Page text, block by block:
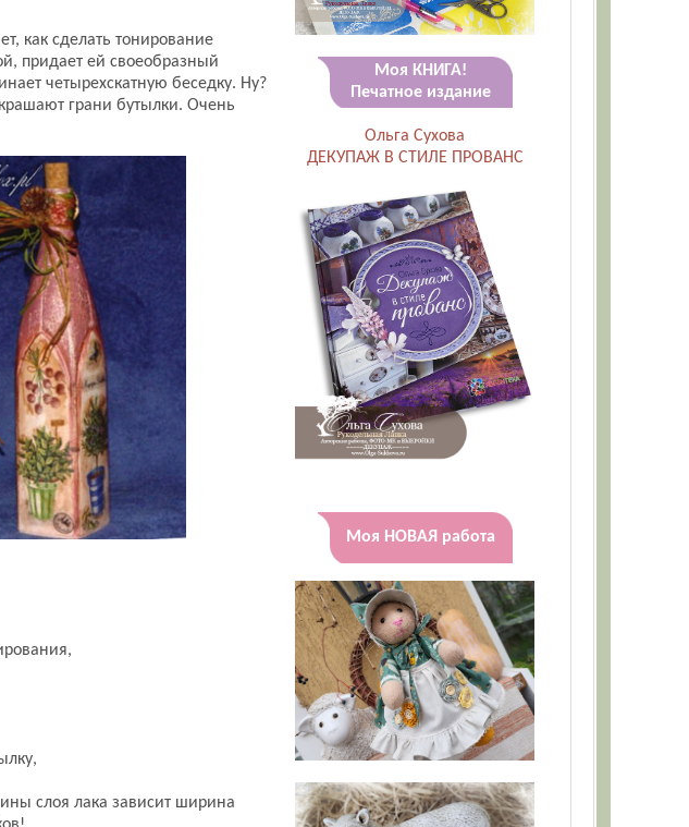
как сделать тонирование
придает ей своеобразный
четырехскатную беседку. Ну?
грани бутылки. Очень
слоя лака зависит ширина
Моя КНИГА!
Печатное издание
Ольга Сухова
ДЕКУПАЖ В СТИЛЕ ПРОВАНС
Моя НОВАЯ работа